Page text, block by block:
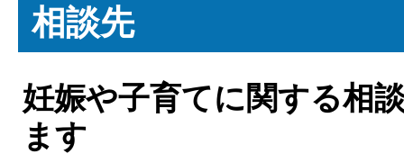
相談先
妊娠や子育てに関する相
ます